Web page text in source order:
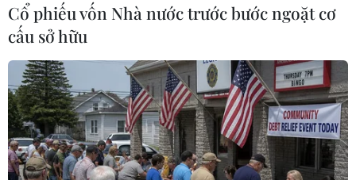
Hoàng Thị Hoa (TTXVN)
Cổ phiếu vốn Nhà nước trước bước ngoặt cơ
cấu sở hữu